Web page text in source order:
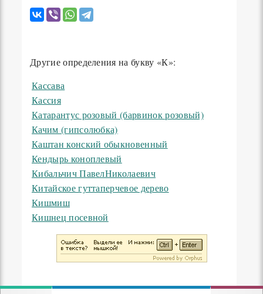
Другие определения на букву «К»:
Кассава
Кассия
Катарантус розовый (барвинок розовый)
Качим (гипсолюбка)
Каштан конский обыкновенный
Кендырь коноплевый
Кибальчич ПавелНиколаевич
Китайское гуттаперчевое дерево
Кишмиш
Кишнец посевной